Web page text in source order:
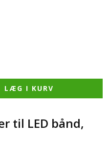
til LED bånd,
LÆG I KURV